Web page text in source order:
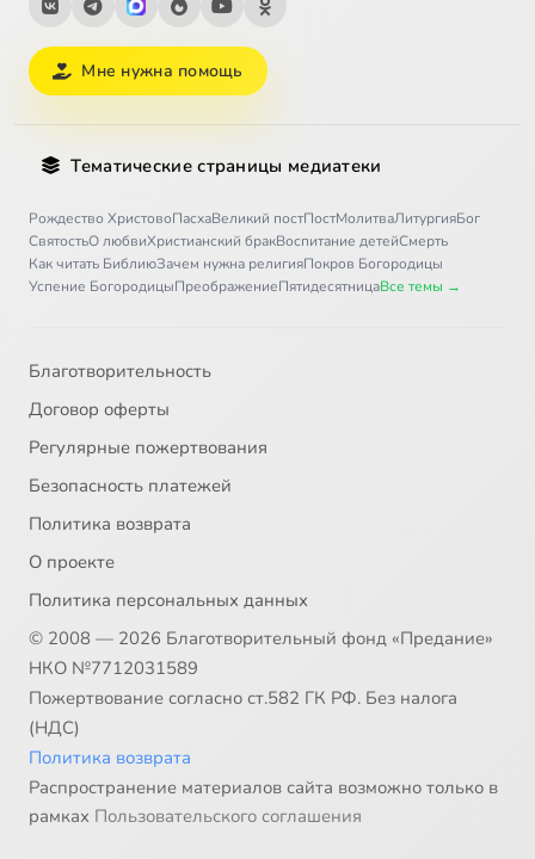
Мне нужна помощь
Тематические страницы медиатеки
Рождество ХристовоПасхаВеликий постПостМолитваЛитургияБог
СвятостьО любвиХристианский бракВоспитание детейСмерть
Как читать БиблиюЗачем нужна религияПокров Богородицы
Успение БогородицыПреображениеПятидесятницаВсе темы →
Благотворительность
Договор оферты
Регулярные пожертвования
Безопасность платежей
Политика возврата
О проекте
Политика персональных данных
© 2008 — 2026 Благотворительный фонд «Предание»
НКО №7712031589
Пожертвование согласно ст.582 ГК РФ. Без налога
(НДС)
Политика возврата
Распространение материалов сайта возможно только в
рамках Пользовательского соглашения